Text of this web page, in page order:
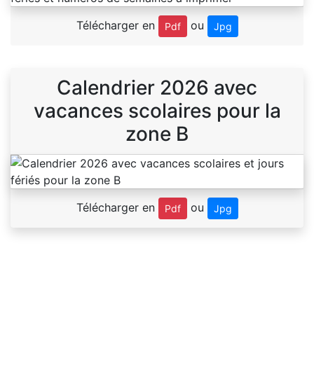
Télécharger en Pdf ou Jpg
Calendrier 2026 avec
vacances scolaires pour la
zone B
Télécharger en Pdf ou Jpg